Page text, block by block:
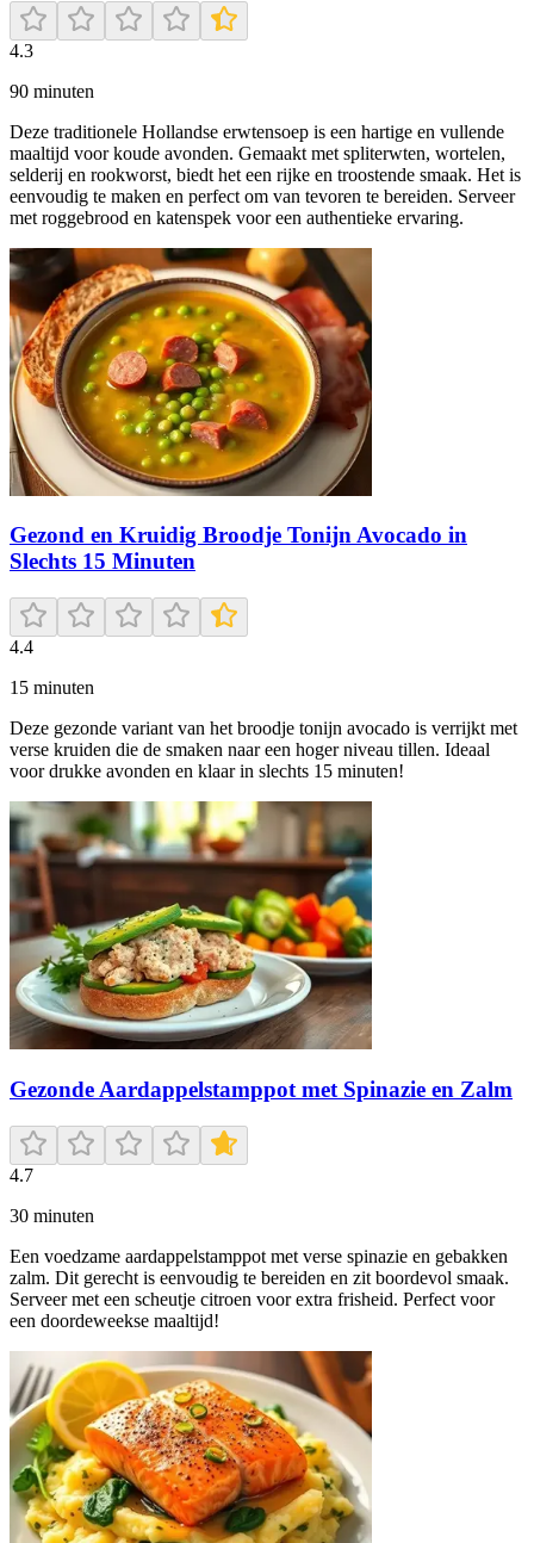
4.3
90 minuten
Deze traditionele Hollandse erwtensoep is een hartige en vullende
maaltijd voor koude avonden. Gemaakt met spliterwten, wortelen,
selderij en rookworst, biedt het een rijke en troostende smaak. Het is
eenvoudig te maken en perfect om van tevoren te bereiden. Serveer
met roggebrood en katenspek voor een authentieke ervaring.
Gezond en Kruidig Broodje Tonijn Avocado in
Slechts 15 Minuten
4.4
15 minuten
Deze gezonde variant van het broodje tonijn avocado is verrijkt met
verse kruiden die de smaken naar een hoger niveau tillen. Ideaal
voor drukke avonden en klaar in slechts 15 minuten!
Gezonde Aardappelstamppot met Spinazie en Zalm
4.7
30 minuten
Een voedzame aardappelstamppot met verse spinazie en gebakken
zalm. Dit gerecht is eenvoudig te bereiden en zit boordevol smaak.
Serveer met een scheutje citroen voor extra frisheid. Perfect voor
een doordeweekse maaltijd!